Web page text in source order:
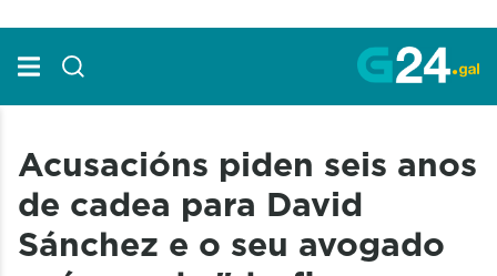
Acusacións piden seis anos
de cadea para David
Sánchez e o seu avogado